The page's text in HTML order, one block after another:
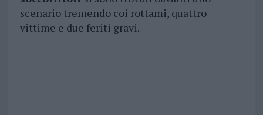
scenario tremendo coi rottami, quattro
vittime e due feriti gravi.